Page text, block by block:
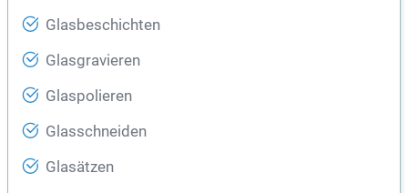
Glasbeschichten
Glasgravieren
Glaspolieren
Glasschneiden
Glasätzen